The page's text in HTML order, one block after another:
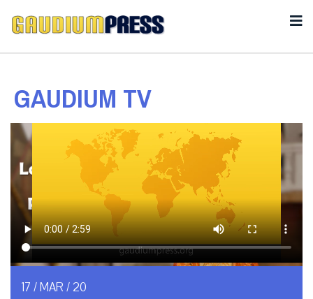
GAUDIUM TV
17 / MAR / 20